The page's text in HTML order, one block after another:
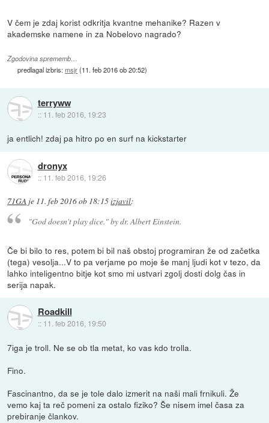
V čem je zdaj korist odkritja kvantne mehanike? Razen v
akademske namene in za Nobelovo nagrado?
Zgodovina sprememb…
predlagal izbris:msjr(11. feb 2016 ob 20:52)
terryww
:: 11. feb 2016, 19:23
ja entlich! zdaj pa hitro po en surf na kickstarter
dronyx
:: 11. feb 2016, 19:26
71GA je 11. feb 2016 ob 18:15izjavil:
"God doesn't play dice." by dr. Albert Einstein.
Če bi bilo to res, potem bi bil naš obstoj programiran že od začetka
(tega) vesolja...V to pa verjame po moje še manj ljudi kot v tezo, da
lahko inteligentno bitje kot smo mi ustvari zgolj dosti dolg čas in
serija napak.
Roadkill
:: 11. feb 2016, 19:50
7iga je troll. Ne se ob tla metat, ko vas kdo trolla.
Fino.
Fascinantno, da se je tole dalo izmerit na naši mali frnikuli. Že
vemo kaj ta reč pomeni za ostalo fiziko? Še nisem imel časa za
prebiranje člankov.